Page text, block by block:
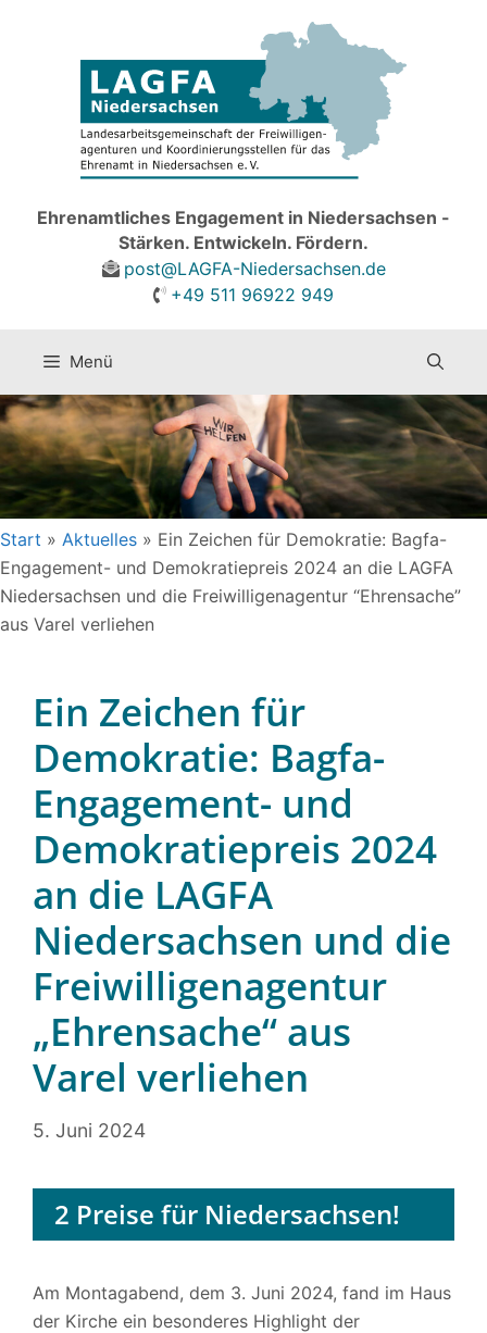
Ehrenamtliches Engagement in Niedersachsen -
Stärken. Entwickeln. Fördern.
post@LAGFA-Niedersachsen.de
+49 511 96922 949
Menü
Start » Aktuelles » Ein Zeichen für Demokratie: Bagfa-
Engagement- und Demokratiepreis 2024 an die LAGFA
Niedersachsen und die Freiwilligenagentur “Ehrensache”
aus Varel verliehen
Ein Zeichen für
Demokratie: Bagfa-
Engagement- und
Demokratiepreis 2024
an die LAGFA
Niedersachsen und die
Freiwilligenagentur
„Ehrensache“ aus
Varel verliehen
5. Juni 2024
2 Preise für Niedersachsen!
Am Montagabend, dem 3. Juni 2024, fand im Haus
der Kirche ein besonderes Highlight der